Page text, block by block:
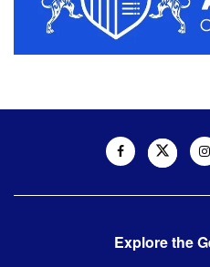
Explore the